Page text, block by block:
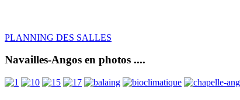
PLANNING DES SALLES
Navailles-Angos en photos ....